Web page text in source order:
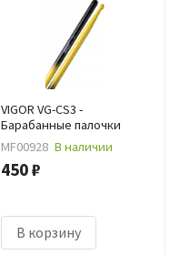
VIGOR VG-CS3 -
Барабанные палочки
MF00928 В наличии
450 ₽
В корзину